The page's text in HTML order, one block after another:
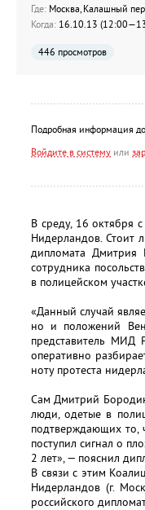
Где: Москва, Калашный
Когда: 16.10.13
446 просмотров
Подробная информация
Войдите в систему или
В среду, 16 октября
Нидерландов. Стоит
дипломата Дмитрия
сотрудника
в полицейском
«Данный случай
но и положений
представитель МИД
оперативно
ноту протеста
Сам Дмитрий Бородин
люди, одетые в
подтверждающих то,
поступил сигнал о
2 лет», — пояснил
В связи с этим
Нидерландов (г.
российского